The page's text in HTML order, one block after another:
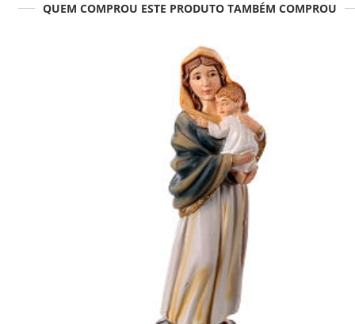
QUEM COMPROU ESTE PRODUTO TAMBÉM COMPROU